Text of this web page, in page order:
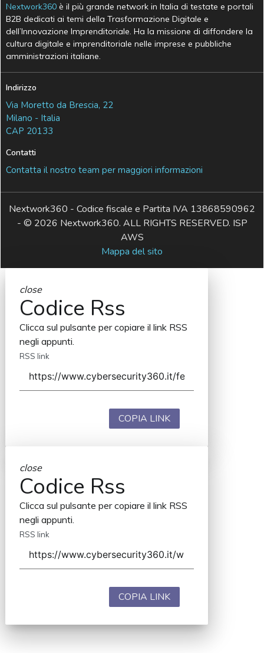
Nextwork360 è il più grande network in Italia di testate e portali
B2B dedicati ai temi della Trasformazione Digitale e
dell’Innovazione Imprenditoriale. Ha la missione di diffondere la
cultura digitale e imprenditoriale nelle imprese e pubbliche
amministrazioni italiane.
Indirizzo
Via Moretto da Brescia, 22
Milano - Italia
CAP 20133
Contatti
Contatta il nostro team per maggiori informazioni
Nextwork360 - Codice fiscale e Partita IVA 13868590962
- © 2026 Nextwork360. ALL RIGHTS RESERVED. ISP
AWS
Mappa del sito
close
Codice Rss
Clicca sul pulsante per copiare il link RSS
negli appunti.
RSS link
COPIA LINK
close
Codice Rss
Clicca sul pulsante per copiare il link RSS
negli appunti.
RSS link
COPIA LINK